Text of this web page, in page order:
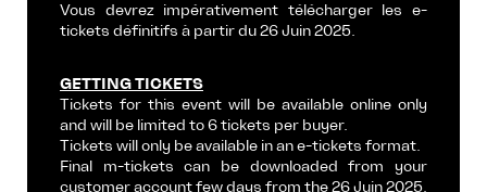
Vous devrez impérativement télécharger les e-
tickets définitifs à partir du 26 Juin 2025.
GETTING TICKETS
Tickets for this event will be available online only
and will be limited to 6 tickets per buyer.
Tickets will only be available in an e-tickets format.
Final m-tickets can be downloaded from your
customer account few days from the 26 Juin 2025.